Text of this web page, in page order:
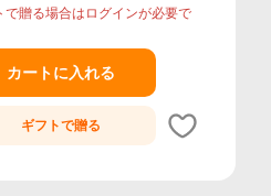
で贈る場合はログインが必要で
カートに入れる
ギフトで贈る